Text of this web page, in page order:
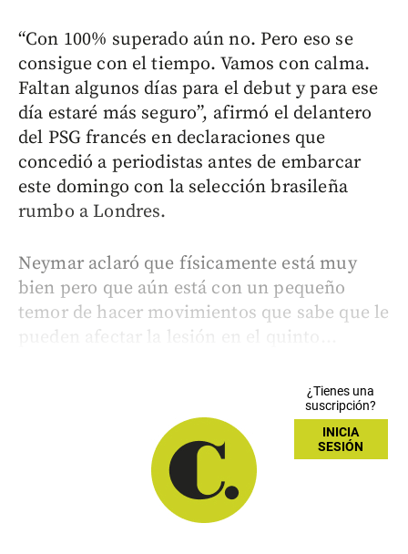
“Con 100% superado aún no. Pero eso se
consigue con el tiempo. Vamos con calma.
Faltan algunos días para el debut y para ese
día estaré más seguro”, afirmó el delantero
del PSG francés en declaraciones que
concedió a periodistas antes de embarcar
este domingo con la selección brasileña
rumbo a Londres.
Neymar aclaró que físicamente está muy
bien pero que aún está con un pequeño
temor de hacer movimientos que sabe que le
pueden afectar la lesión en el quinto...
¿Tienes una
suscripción?
INICIA
SESIÓN